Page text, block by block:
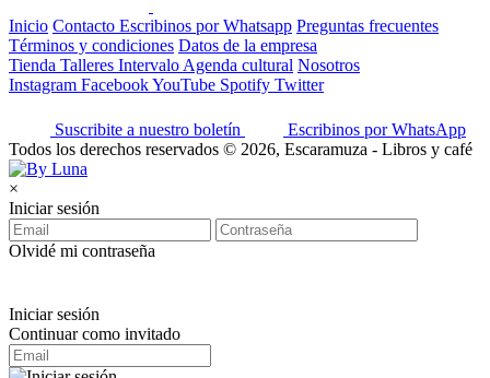
Inicio Contacto Escribinos por Whatsapp Preguntas frecuentes
Términos y condiciones Datos de la empresa
Tienda Talleres Intervalo Agenda cultural Nosotros
Instagram FacebookYouTube Spotify Twitter
Suscribite a nuestro boletín
Escribinos por WhatsApp
Todos los derechos reservados © 2026, Escaramuza - Libros y café
×
Iniciar sesión
Olvidé mi contraseña
Iniciar sesión
Continuar como invitado